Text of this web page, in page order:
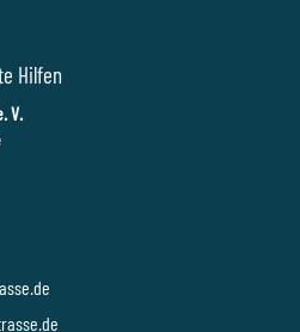
Hilfen
V.
ss d
ss d